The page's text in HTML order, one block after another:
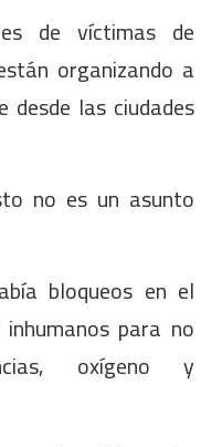
de víctimas de
organizando a
desde las ciudades
no es un asunto
bloqueos en el
para no
oxígeno y